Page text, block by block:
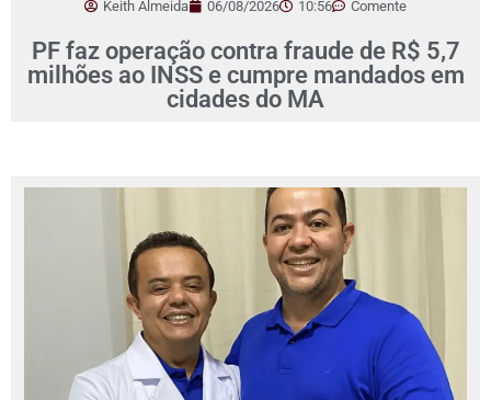
Keith Almeida 06/08/2026 10:56 Comente
PF faz operação contra fraude de R$ 5,7
milhões ao INSS e cumpre mandados em
cidades do MA